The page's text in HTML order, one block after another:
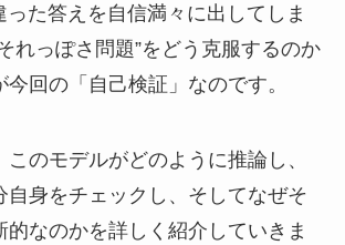
た答えを自信満々に出してしま
れっぽさ問題”をどう克服するのか
回の「自己検証」なのです。
このモデルがどのように推論し、
自身をチェックし、そしてなぜそ
的なのかを詳しく紹介していきま